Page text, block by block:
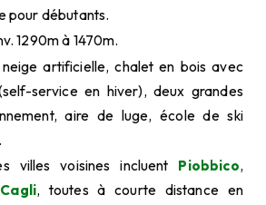
pour débutants.
1290m à 1470m.
neige artificielle, chalet en bois avec
service en hiver), deux grandes
aire de luge, école de ski
villes voisines incluent Piobbico,
Cagli, toutes à courte distance en